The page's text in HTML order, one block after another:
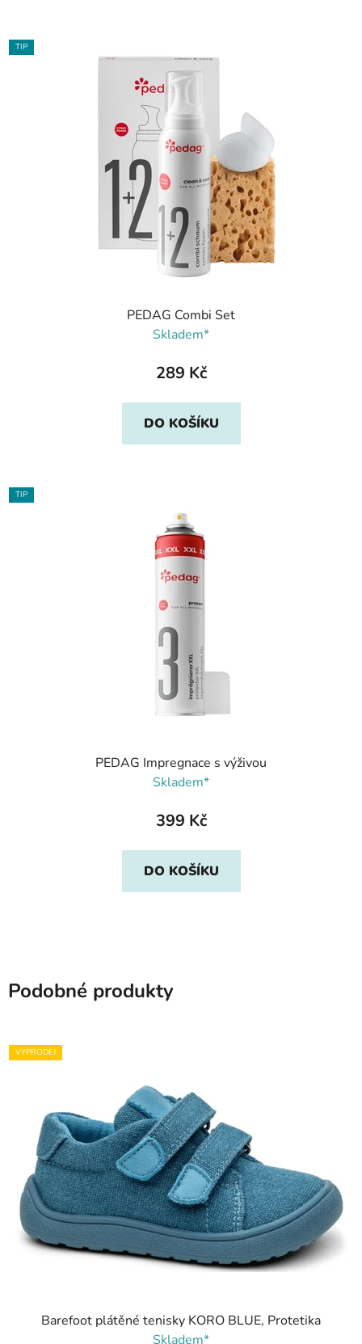
TIP
PEDAG Combi Set
Skladem*
289 Kč
DO KOŠÍKU
TIP
PEDAG Impregnace s výživou
Skladem*
399 Kč
DO KOŠÍKU
Podobné produkty
VÝPRODEJ
Barefoot plátěné tenisky KORO BLUE, Protetika
Skladem*